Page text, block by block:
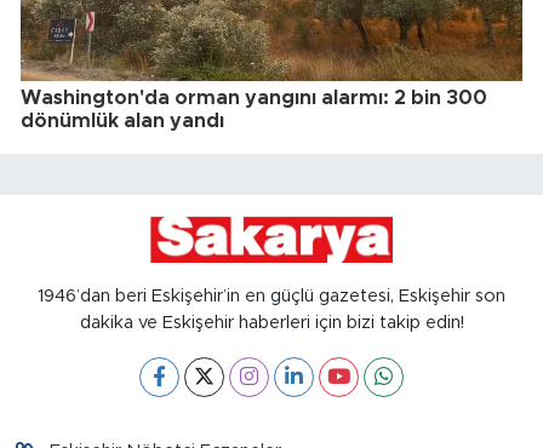
Washington'da orman yangını alarmı: 2 bin 300
dönümlük alan yandı
1946’dan beri Eskişehir’in en güçlü gazetesi, Eskişehir son
dakika ve Eskişehir haberleri için bizi takip edin!